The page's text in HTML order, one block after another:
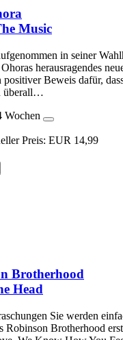
Music
in seiner
herausragendes
Beweis dafür,
überall…
Wochen
Preis: EUR 14,99
Brotherhood
Head
Sie werden
Robinson Brotherhood